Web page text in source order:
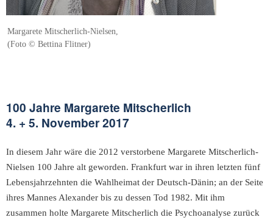
Margarete Mitscherlich-Nielsen,
(Foto © Bettina Flitner)
100 Jahre Margarete Mitscherlich
4. + 5. November 2017
In diesem Jahr wäre die 2012 verstorbene Margarete Mitscherlich-
Nielsen 100 Jahre alt geworden. Frankfurt war in ihren letzten fünf
Lebensjahrzehnten die Wahlheimat der Deutsch-Dänin; an der Seite
ihres Mannes Alexander bis zu dessen Tod 1982. Mit ihm
zusammen holte Margarete Mitscherlich die Psychoanalyse zurück